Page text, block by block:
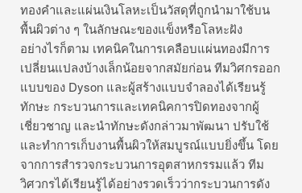
ทองคำและแผ่นเงินโลหะเป็นวัสดุที่ถูกนำมาใช้บน
พื้นผิวต่าง ๆ ในลักษณะของแข็งหรือโลหะฝัง
อย่างไรก็ตาม เทคนิคในการเคลือบแผ่นทองมีการ
เปลี่ยนแปลงบ้างเล็กน้อยจากสมัยก่อน ทีมวิศกรออก
แบบของ Dyson และผู้สร้างแบบจำลองได้เรียนรู้
ทักษะ กระบวนการและเทคนิคการปิดทองจากผู้
เชี่ยวชาญ และนำทักษะดังกล่าวมาพัฒนา ปรับใช้
และทำการเก็บงานพื้นผิวให้สมบูรณ์แบบยิ่งขึ้น โดย
จากการสำรวจกระบวนการอุตสาหกรรมแล้ว ทีม
วิศวกรได้เรียนรู้ได้อย่างรวดเร็วว่ากระบวนการดัง